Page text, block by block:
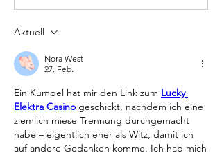
Aktuell
Nora West
27. Feb.
Ein Kumpel hat mir den Link zum Lucky
Elektra Casino geschickt, nachdem ich eine
ziemlich miese Trennung durchgemacht
habe – eigentlich eher als Witz, damit ich
auf andere Gedanken komme. Ich hab mich